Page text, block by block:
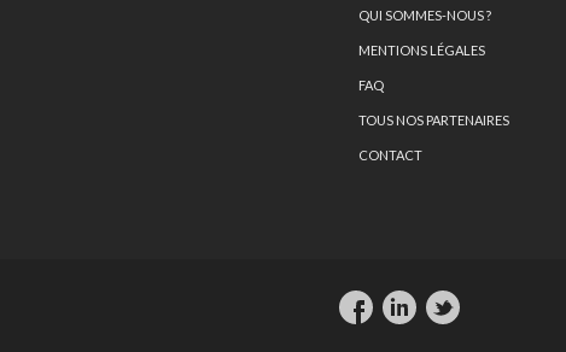
QUI SOMMES-NOUS ?
MENTIONS LÉGALES
FAQ
TOUS NOS PARTENAIRES
CONTACT